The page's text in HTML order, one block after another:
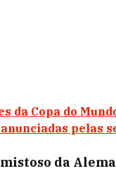
da Copa do
pelas
da